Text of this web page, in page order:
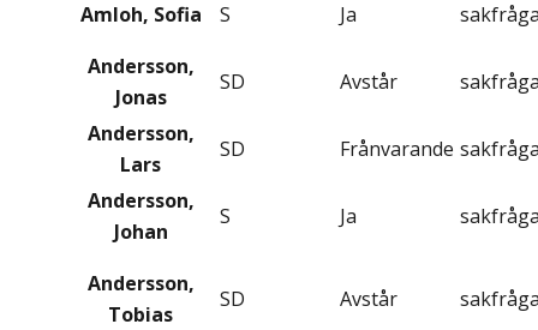
Amloh, Sofia S Ja
Andersson,
Jonas
SD Avstår
Andersson,
Lars
SD Frånvarande
Andersson,
Johan
S Ja
Andersson,
Tobias
SD Avstår